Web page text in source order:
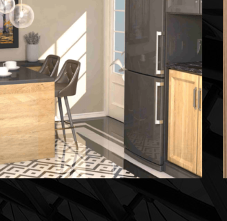
Devam Eden